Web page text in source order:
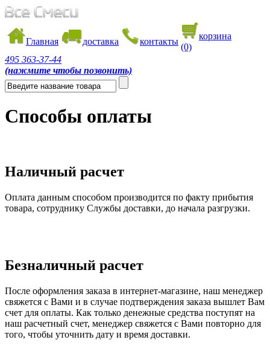
Главная доставка контакты
корзина
(0)
495 363-37-44
(нажмите чтобы позвонить)
Способы оплаты
Наличный расчет
Оплата данным способом производится по факту прибытия
товара, сотруднику Службы доставки, до начала разгрузки.
Безналичный расчет
После оформления заказа в интернет-магазине, наш менеджер
свяжется с Вами и в случае подтверждения заказа вышлет Вам
счет для оплаты. Как только денежные средства поступят на
наш расчетный счет, менеджер свяжется с Вами повторно для
того, чтобы уточнить дату и время доставки.